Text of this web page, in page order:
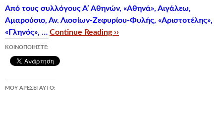
Από τους συλλόγους Α’ Αθηνών, «Αθηνά», Αιγάλεω,
Αμαρούσιο, Αν. Λιοσίων-Ζεφυρίου-Φυλής, «Αριστοτέλης»,
«Γληνός», … Continue Reading ››
ΚΟΙΝΟΠΟΙΉΣΤΕ:
ΜΟΥ ΑΡΈΣΕΙ ΑΥΤΌ: